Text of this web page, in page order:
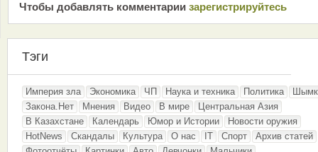
Чтобы добавлять комментарии зарeгиcтрирyйтeсь
Тэги
Империя зла Экономика ЧП Наука и техника Политика
Закона.Нет
Мнения Видео В мире
Центральная Азия
В Казахстане
Календарь Юмор и Истории
Новости оружия
HotNews
Скандалы Культура О нас IT Спорт
Архив статей